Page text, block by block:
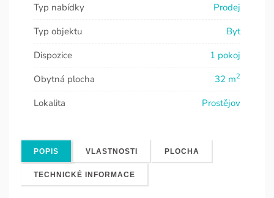
Typ nabídky
Prodej
Typ objektu
Byt
Dispozice
1 pokoj
Obytná plocha
32 m2
Lokalita Prostějov
POPIS VLASTNOSTI PLOCHA
TECHNICKÉ INFORMACE